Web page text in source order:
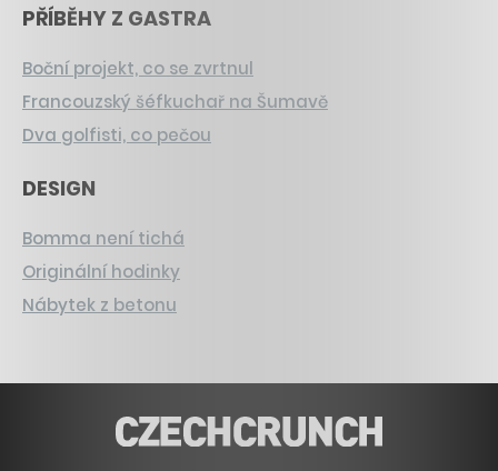
PŘÍBĚHY Z GASTRA
Boční projekt, co se zvrtnul
Francouzský šéfkuchař na Šumavě
Dva golfisti, co pečou
DESIGN
Bomma není tichá
Originální hodinky
Nábytek z betonu